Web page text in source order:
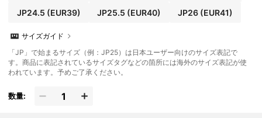
JP24.5 (EUR39) JP25.5 (EUR40) JP26(EUR41)
サイズガイド
「JP」で始まるサイズ（例：JP25）は日本ユーザー向けのサイズ表記で
す。商品に表記されているサイズタグなどの箇所には海外のサイズ表記が使
われています。予めご了承ください。
数量: